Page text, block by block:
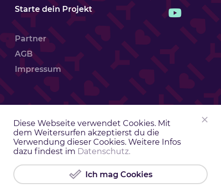
Diese Webseite verwendet Cookies. Mit
dem Weitersurfen akzeptierst du die
Verwendung dieser Cookies. Weitere Infos
dazu findest im Datenschutz.
Ich mag Cookies
Starte dein Projekt
Partner
AGB
Impressum